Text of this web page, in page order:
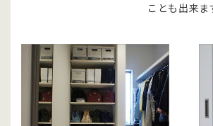
ことも出来